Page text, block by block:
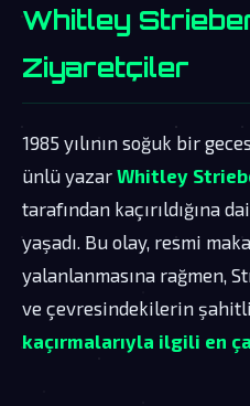
Whitley
Ziyaretçiler
1985 yılının soğuk bir
ünlü yazar Whitley
tarafından kaçırıldığına
yaşadı. Bu olay, resmi
yalanlanmasına rağmen,
ve çevresindekilerin
kaçırmalarıyla ilgili en